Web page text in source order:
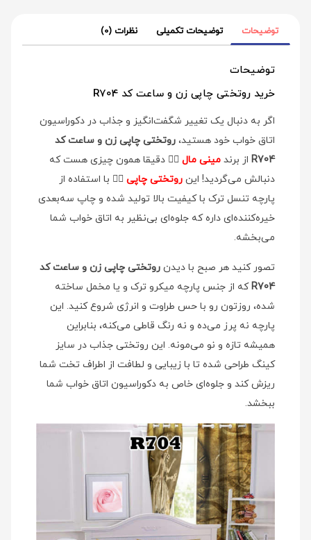
توضیحات توضیحات تکمیلی نظرات (0)
توضیحات
خرید روتختی چاپی زن و ساعت کد R704
اگر به دنبال یک تغییر شگفت‌انگیز و جذاب در دکوراسیون
اتاق خواب خود هستید، روتختی چاپی زن و ساعت کد
R704 از برند مینی مال 👉🏻 دقیقا همون چیزی هست که
دنبالش می‌گردید! این روتختی چاپی 👉🏻 با استفاده از
پارچه تنسل ترک با کیفیت بالا تولید شده و چاپ سه‌بعدی
خیره‌کننده‌ای داره که جلوه‌ای بی‌نظیر به اتاق خواب شما
می‌بخشه.
تصور کنید هر صبح با دیدن روتختی چاپی زن و ساعت کد
R704که از جنس پارچه میکرو ترک و یا مخمل ساخته
شده، روزتون رو با حس طراوت و انرژی شروع کنید. این
پارچه نه پرز می‌ده و نه رنگ قاطی می‌کنه، بنابراین
همیشه تازه و نو می‌مونه. این روتختی جذاب در سایز
کینگ طراحی شده تا با زیبایی و لطافت از اطراف تخت شما
ریزش کند و جلوه‌ای خاص به دکوراسیون اتاق خواب شما
ببخشد.